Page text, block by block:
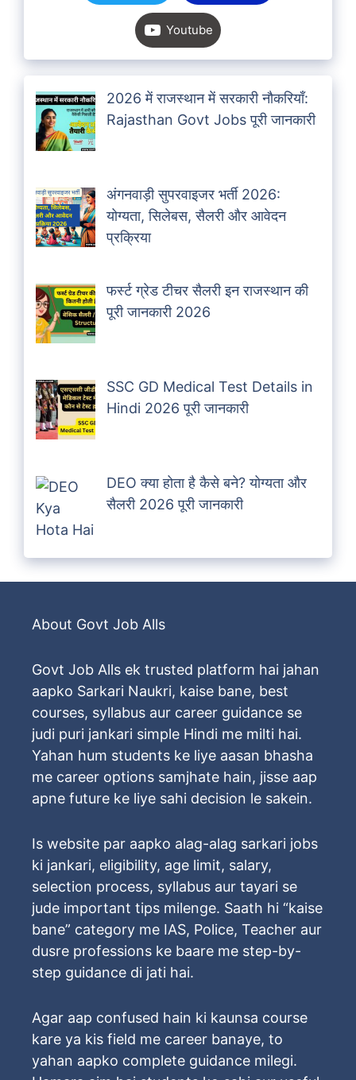
Youtube
2026 में राजस्थान में सरकारी नौकरियाँ:
Rajasthan Govt Jobs पूरी जानकारी
अंगनवाड़ी सुपरवाइजर भर्ती 2026:
योग्यता, सिलेबस, सैलरी और आवेदन
प्रक्रिया
फर्स्ट ग्रेड टीचर सैलरी इन राजस्थान की
पूरी जानकारी 2026
SSC GD Medical Test Details in
Hindi 2026 पूरी जानकारी
DEO क्या होता है कैसे बने? योग्यता और
सैलरी 2026 पूरी जानकारी
About Govt Job Alls
Govt Job Alls ek trusted platform hai jahan
aapko Sarkari Naukri, kaise bane, best
courses, syllabus aur career guidance se
judi puri jankari simple Hindi me milti hai.
Yahan hum students ke liye aasan bhasha
me career options samjhate hain, jisse aap
apne future ke liye sahi decision le sakein.
Is website par aapko alag-alag sarkari jobs
ki jankari, eligibility, age limit, salary,
selection process, syllabus aur tayari se
jude important tips milenge. Saath hi “kaise
bane” category me IAS, Police, Teacher aur
dusre professions ke baare me step-by-
step guidance di jati hai.
Agar aap confused hain ki kaunsa course
kare ya kis field me career banaye, to
yahan aapko complete guidance milegi.